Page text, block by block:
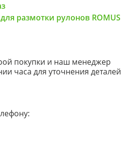
размотки рулонов ROMUS
покупки и наш менеджер
часа для уточнения деталей